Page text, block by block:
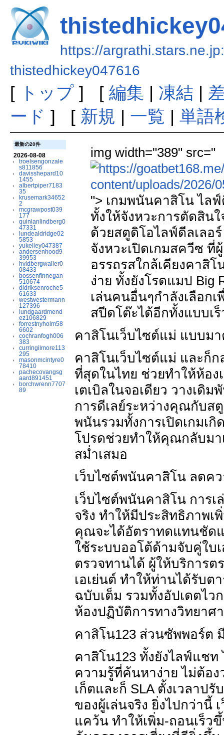
https://
thistedhickey047616
[ トップ] [ 編集 | 凍結 |
ード ] [ 新規 | 一覧 | 単語
最新の20件
2026-08-08
troelsengonzale
s811856
davisshepard10
1455
albertpiper7183
35
krusemark34652
2
mcgrawpost039
177
quinlanlindberg0
47331
lundealdridge02
5853
yukelley047387
andersenhood9
39953
hvidbergwaller0
08433
bossenfinnegan
510674
didriksenroche5
61633
westwestermann
127396
lundgaardmend
ez106829
forrestnyholm58
6602
cochranfogh006
383
curringilmore113
295
masonmcintyre0
78410
pachecovangsg
aard891451
borchwrenn7707
89
img width="389" src="
"> เกมพนันคาสิโน ไล
ทั้งให้จังหวะการตัดสิน
ด้วยสตูดิโอไลฟ์ดีลเลอ
จังหวะเปิดเกมสควีซ
อรรถรสใกล้เคียงคาสิ
ง่าย ทั้งยังโรดแมป Big
เล่นคนอื่นๆกำลังเลือก
สปีดโต๊ะได้อีกทั้งแบบเ
คาสิโนเว็บไซต์แม่ แบบม
คาสิโนเว็บไซต์แม่ และก็
ที่สุดในไทย ช่วยทำให้ห้อ
เตเบิลในจอเดียว วางเดิ
การดีเลย์ระหว่างคุณกับส
พนันรวมทั้งการเปิดเกมเ
โปรดช่วยทำให้คุณกลับมา
สม่ำเสมอ
เว็บไซต์พนันคาสิโน ลดค
เว็บไซต์พนันคาสิโน การ
จริง ทำให้มีประสิทธิภาพ
คุณจะได้อัตราทดแทนชัดแ
ใช้ระบบออโต้ด้ามจับคู่ใบ
ตรวจทานได้ ผู้ให้บริการต
เอเย่นต์ ทำให้ท่านได้รับต
ฉบับเต็ม รวมทั้งอัปเดตไว
ห้องปฏิบัติการทางวิทยาศ
คาสิโน123 ส่วนซัพพอร์ต
คาสิโน123 ทั้งยังไลฟ์แช
ความรู้ที่ค้นหาง่าย ไม่ต้อ
เก็ตและก็ SLA ตั้งเวลาป
ของผู้เล่นจริง ยิ่งไปกว่านี้
แคว้น ทำให้เพิ่ม-ถอนเร็ว